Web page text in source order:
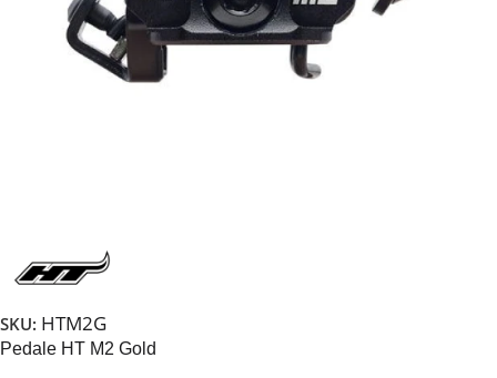
SKU: HTM2G
Pedale HT M2 Gold